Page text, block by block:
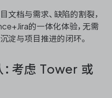
文档与需求、缺陷的割裂，
的一体化体验，无需
淀与项目推进的闭环。
考虑 Tower 或